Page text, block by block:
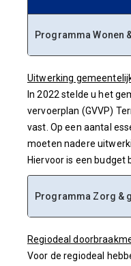
Programma Wonen
Uitwerking
In 2022 stelde u het
vervoerplan (GVVP)
vast. Op een aantal
moeten nadere
Hiervoor is een budget
Programma Zorg &
Regiodeal
Voor de regiodeal